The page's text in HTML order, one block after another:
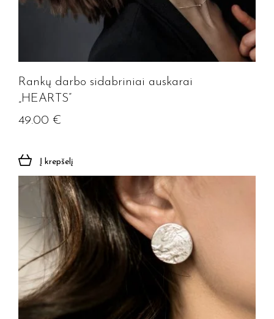
Rankų darbo sidabriniai auskarai
„HEARTS”
49.00 €
Į krepšelį